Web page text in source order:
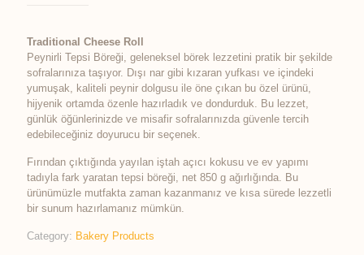
Traditional Cheese Roll
Peynirli Tepsi Böreği, geleneksel börek lezzetini pratik bir şekilde
sofralarınıza taşıyor. Dışı nar gibi kızaran yufkası ve içindeki
yumuşak, kaliteli peynir dolgusu ile öne çıkan bu özel ürünü,
hijyenik ortamda özenle hazırladık ve dondurduk. Bu lezzet,
günlük öğünlerinizde ve misafir sofralarınızda güvenle tercih
edebileceğiniz doyurucu bir seçenek.
Fırından çıktığında yayılan iştah açıcı kokusu ve ev yapımı
tadıyla fark yaratan tepsi böreği, net 850 g ağırlığında. Bu
ürünümüzle mutfakta zaman kazanmanız ve kısa sürede lezzetli
bir sunum hazırlamanız mümkün.
Category: Bakery Products